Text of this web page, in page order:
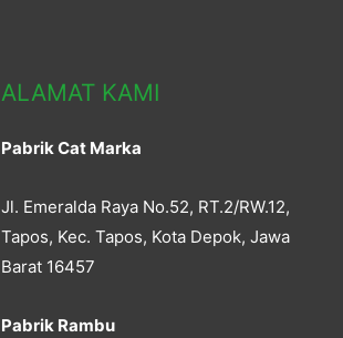
ALAMAT KAMI
Pabrik Cat Marka
Jl. Emeralda Raya No.52, RT.2/RW.12,
Tapos, Kec. Tapos, Kota Depok, Jawa
Barat 16457
Pabrik Rambu